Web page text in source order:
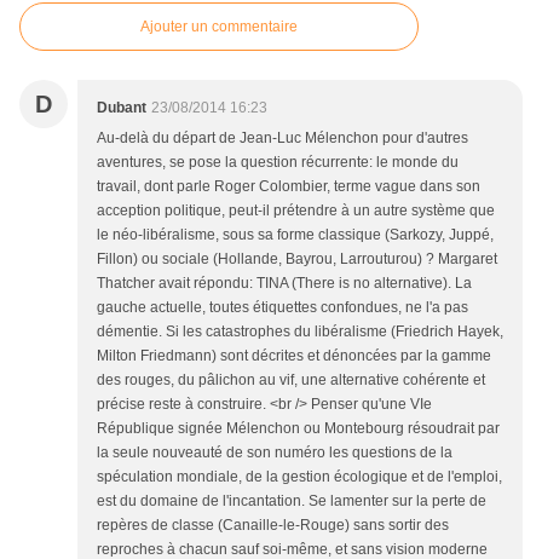
Ajouter un commentaire
D Dubant 23/08/2014 16:23
Au-delà du départ de Jean-Luc Mélenchon pour d'autres
aventures, se pose la question récurrente: le monde du
travail, dont parle Roger Colombier, terme vague dans son
acception politique, peut-il prétendre à un autre système que
le néo-libéralisme, sous sa forme classique (Sarkozy, Juppé,
Fillon) ou sociale (Hollande, Bayrou, Larrouturou) ? Margaret
Thatcher avait répondu: TINA (There is no alternative). La
gauche actuelle, toutes étiquettes confondues, ne l'a pas
démentie. Si les catastrophes du libéralisme (Friedrich Hayek,
Milton Friedmann) sont décrites et dénoncées par la gamme
des rouges, du pâlichon au vif, une alternative cohérente et
précise reste à construire. <br /> Penser qu'une VIe
République signée Mélenchon ou Montebourg résoudrait par
la seule nouveauté de son numéro les questions de la
spéculation mondiale, de la gestion écologique et de l'emploi,
est du domaine de l'incantation. Se lamenter sur la perte de
repères de classe (Canaille-le-Rouge) sans sortir des
reproches à chacun sauf soi-même, et sans vision moderne